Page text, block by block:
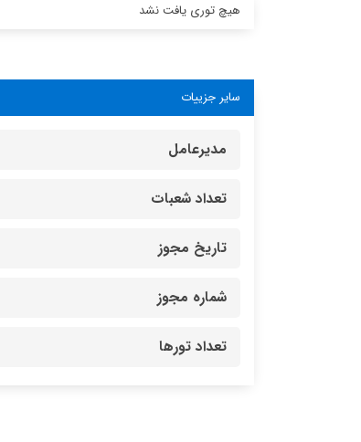
هیچ توری یافت نشد
سایر جزییات
مدیرعامل
تعداد شعبات
تاریخ مجوز
شماره مجوز
تعداد تورها